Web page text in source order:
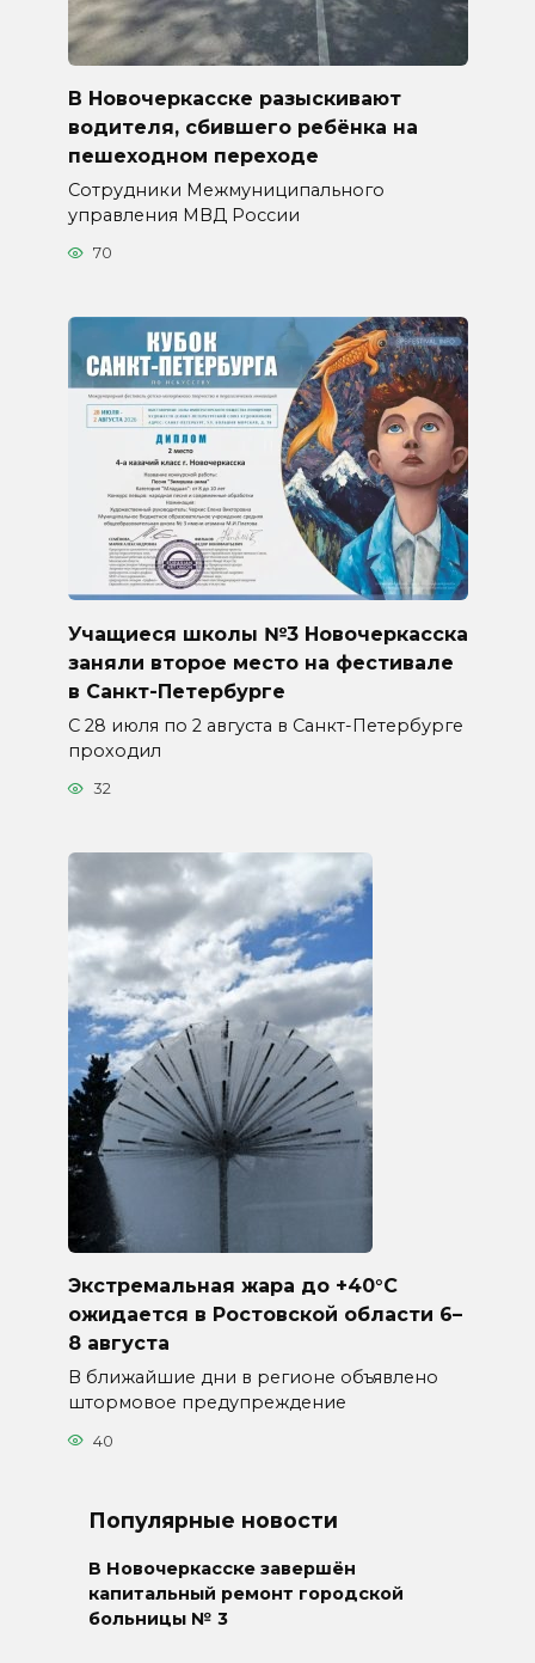
В Новочеркасске разыскивают
водителя, сбившего ребёнка на
пешеходном переходе
Сотрудники Межмуниципального
управления МВД России
70
Учащиеся школы №3 Новочеркасска
заняли второе место на фестивале
в Санкт-Петербурге
С 28 июля по 2 августа в Санкт-Петербурге
проходил
32
Экстремальная жара до +40°C
ожидается в Ростовской области 6–
8 августа
В ближайшие дни в регионе объявлено
штормовое предупреждение
40
Популярные новости
В Новочеркасске завершён
капитальный ремонт городской
больницы № 3